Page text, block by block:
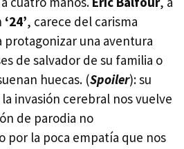
‘24’, carece del carisma
una aventura
de salvador de su familia o
huecas. (Spoiler): su
invasión cerebral nos vuelve
de parodia no
por la poca empatía que nos